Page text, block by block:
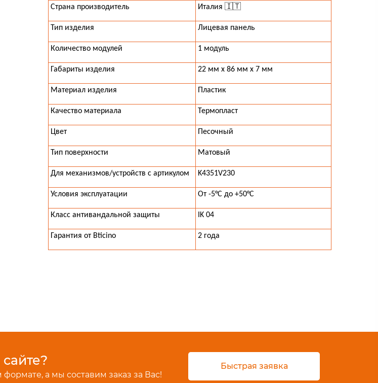
Страна производитель Италия 🇮🇹
Тип изделия Лицевая панель
Количество модулей 1 модуль
Габариты изделия 22 мм x 86 мм x 7 мм
Материал изделия Пластик
Качество материала Термопласт
Цвет Песочный
Тип поверхности Матовый
Для механизмов/устройств с артикулом K4351V230
Условия эксплуатации От -5°C до +50°C
Класс антивандальной защиты IK 04
Гарантия от Bticino 2 года
а мы составим заказ за Вас!
Быстрая заявка